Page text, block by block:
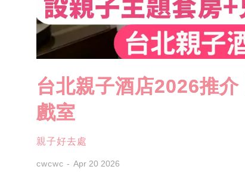
台北親子酒店2026推
戲室
親子好去處
cwcwc Apr 20 2026